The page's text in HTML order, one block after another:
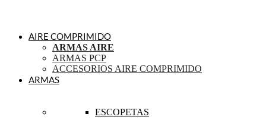
AIRE COMPRIMIDO
ARMAS AIRE
ARMAS PCP
ACCESORIOS AIRE COMPRIMIDO
ARMAS
ESCOPETAS